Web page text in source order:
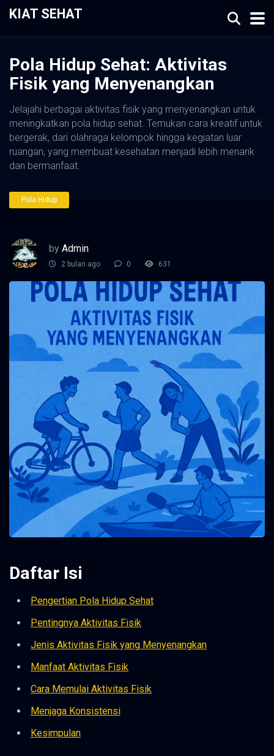
KIAT SEHAT
Pola Hidup Sehat: Aktivitas
Fisik yang Menyenangkan
Jelajahi berbagai aktivitas fisik yang menyenangkan untuk
meningkatkan pola hidup sehat. Temukan cara kreatif untuk
bergerak, dari olahraga kelompok hingga kegiatan luar
ruangan, yang membuat kesehatan menjadi lebih menarik
dan bermanfaat.
Pola Hidup
by Admin
2 bulan ago 0 631
Daftar Isi
Pengertian Pola Hidup Sehat
Pentingnya Aktivitas Fisik
Jenis Aktivitas Fisik yang Menyenangkan
Manfaat Aktivitas Fisik
Cara Memulai Aktivitas Fisik
Menjaga Konsistensi
Kesimpulan